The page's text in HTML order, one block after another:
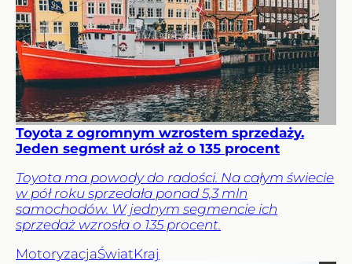
Toyota z ogromnym wzrostem sprzedaży.
Jeden segment urósł aż o 135 procent
Toyota ma powody do radości. Na całym świecie
w pół roku sprzedała ponad 5,3 mln
samochodów. W jednym segmencie ich
sprzedaż wzrosła o 135 procent.
MotoryzacjaŚwiatKraj